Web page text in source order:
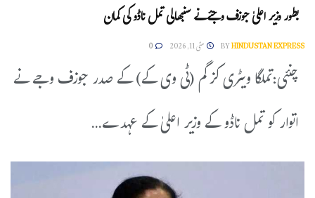
بطور وزیر اعلیٰ جوزف وجئے نے سنبھالی تمل ناڈو کی کمان
BYHINDUSTAN EXPRESS مئی 11, 2026 0
چنئی:تملگا ویٹری کزگم (ٹی وی کے) کے صدر جوزف وجے نے
اتوار کو تمل ناڈو کے وزیر اعلیٰ کے عہدے...